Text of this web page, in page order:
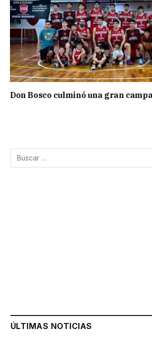
Don Bosco culminó una gran
ÚLTIMAS NOTICIAS